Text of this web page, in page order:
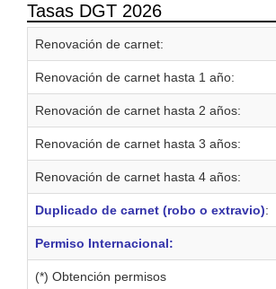
Tasas DGT 2026
Renovación de carnet:
Renovación de carnet hasta 1 año:
Renovación de carnet hasta 2 años:
Renovación de carnet hasta 3 años:
Renovación de carnet hasta 4 años:
Duplicado de carnet (robo o extravio):
Permiso Internacional:
(*) Obtención permisos